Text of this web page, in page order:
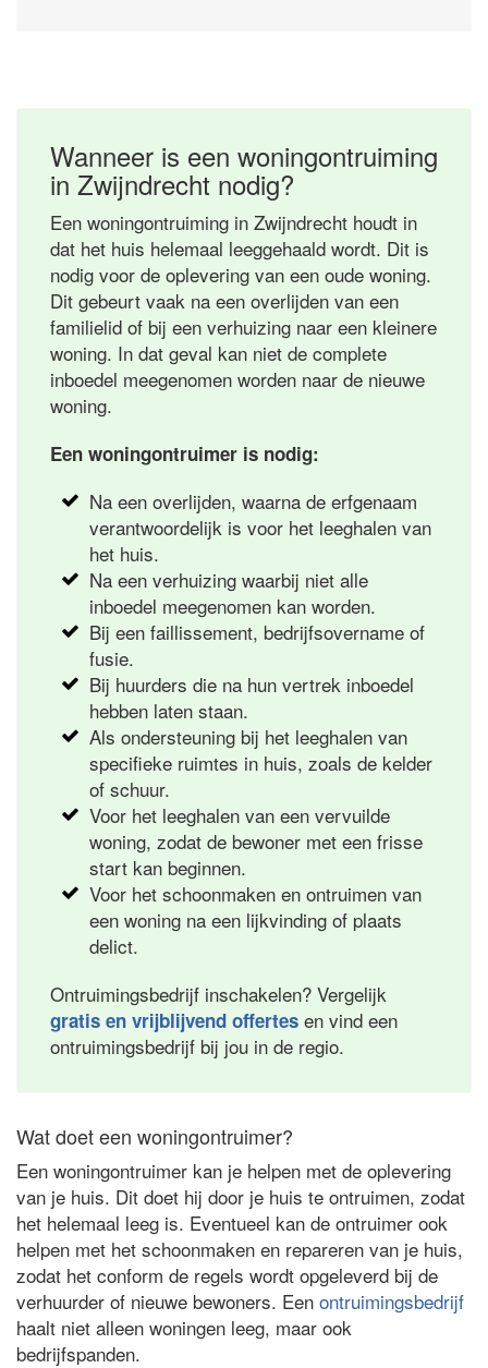
Wanneer is een woningontruiming
in Zwijndrecht nodig?
Een woningontruiming in Zwijndrecht houdt in
dat het huis helemaal leeggehaald wordt. Dit is
nodig voor de oplevering van een oude woning.
Dit gebeurt vaak na een overlijden van een
familielid of bij een verhuizing naar een kleinere
woning. In dat geval kan niet de complete
inboedel meegenomen worden naar de nieuwe
woning.
Een woningontruimer is nodig:
Na een overlijden, waarna de erfgenaam
verantwoordelijk is voor het leeghalen van
het huis.
Na een verhuizing waarbij niet alle
inboedel meegenomen kan worden.
Bij een faillissement, bedrijfsovername of
fusie.
Bij huurders die na hun vertrek inboedel
hebben laten staan.
Als ondersteuning bij het leeghalen van
specifieke ruimtes in huis, zoals de kelder
of schuur.
Voor het leeghalen van een vervuilde
woning, zodat de bewoner met een frisse
start kan beginnen.
Voor het schoonmaken en ontruimen van
een woning na een lijkvinding of plaats
delict.
Ontruimingsbedrijf inschakelen? Vergelijk
gratis en vrijblijvend offertes en vind een
ontruimingsbedrijf bij jou in de regio.
Wat doet een woningontruimer?
Een woningontruimer kan je helpen met de oplevering
van je huis. Dit doet hij door je huis te ontruimen, zodat
het helemaal leeg is. Eventueel kan de ontruimer ook
helpen met het schoonmaken en repareren van je huis,
zodat het conform de regels wordt opgeleverd bij de
verhuurder of nieuwe bewoners. Een ontruimingsbedrijf
haalt niet alleen woningen leeg, maar ook
bedrijfspanden.